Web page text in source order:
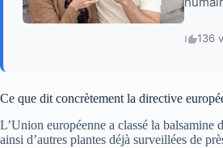
136
Ce que dit concrètement la directive
L’Union européenne a classé la balsamine
ainsi d’autres plantes déjà surveillées de